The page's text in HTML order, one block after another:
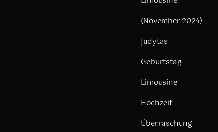
(November 2024)
Judytas
Geburtstag
Limousine
Hochzeit
Überraschung